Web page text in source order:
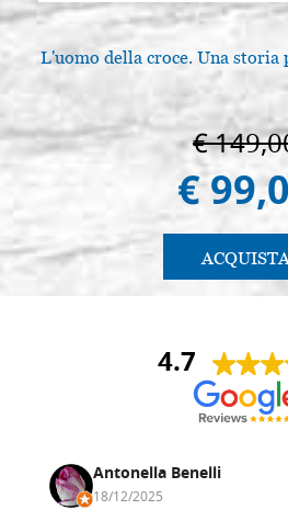
L'uomo della croce. Una storia
€
€
4.7
Antonella Benelli
18/12/2025